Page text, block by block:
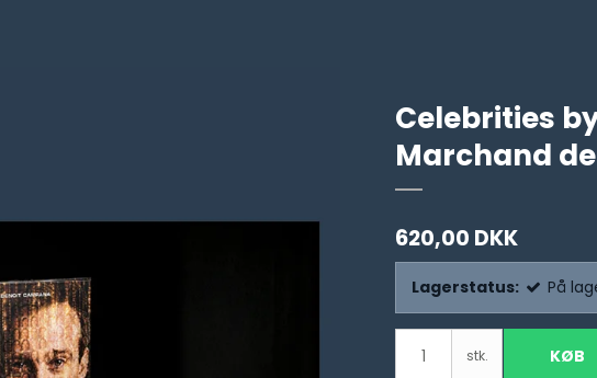
Celebrities
Marchand
620,00 DKK
Lagerstatus: På
stk. KØB